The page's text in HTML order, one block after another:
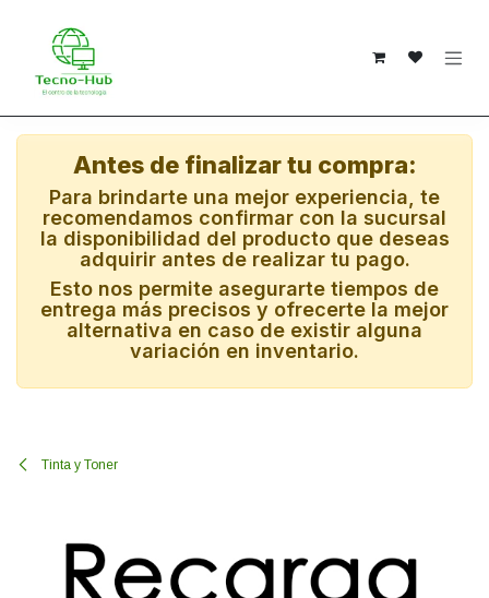
Antes de finalizar tu compra:
Para brindarte una mejor experiencia, te
recomendamos confirmar con la sucursal
la disponibilidad del producto que deseas
adquirir antes de realizar tu pago.
Esto nos permite asegurarte tiempos de
entrega más precisos y ofrecerte la mejor
alternativa en caso de existir alguna
variación en inventario.
Tinta y Toner